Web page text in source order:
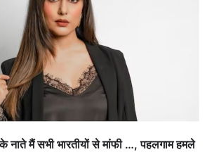
नाते मैं सभी भारतीयों से मांफी …, पहलगाम हमले